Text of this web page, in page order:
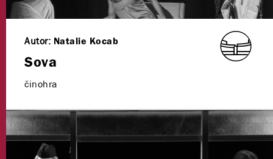
Autor: Natalie Kocab
Sova
činohra